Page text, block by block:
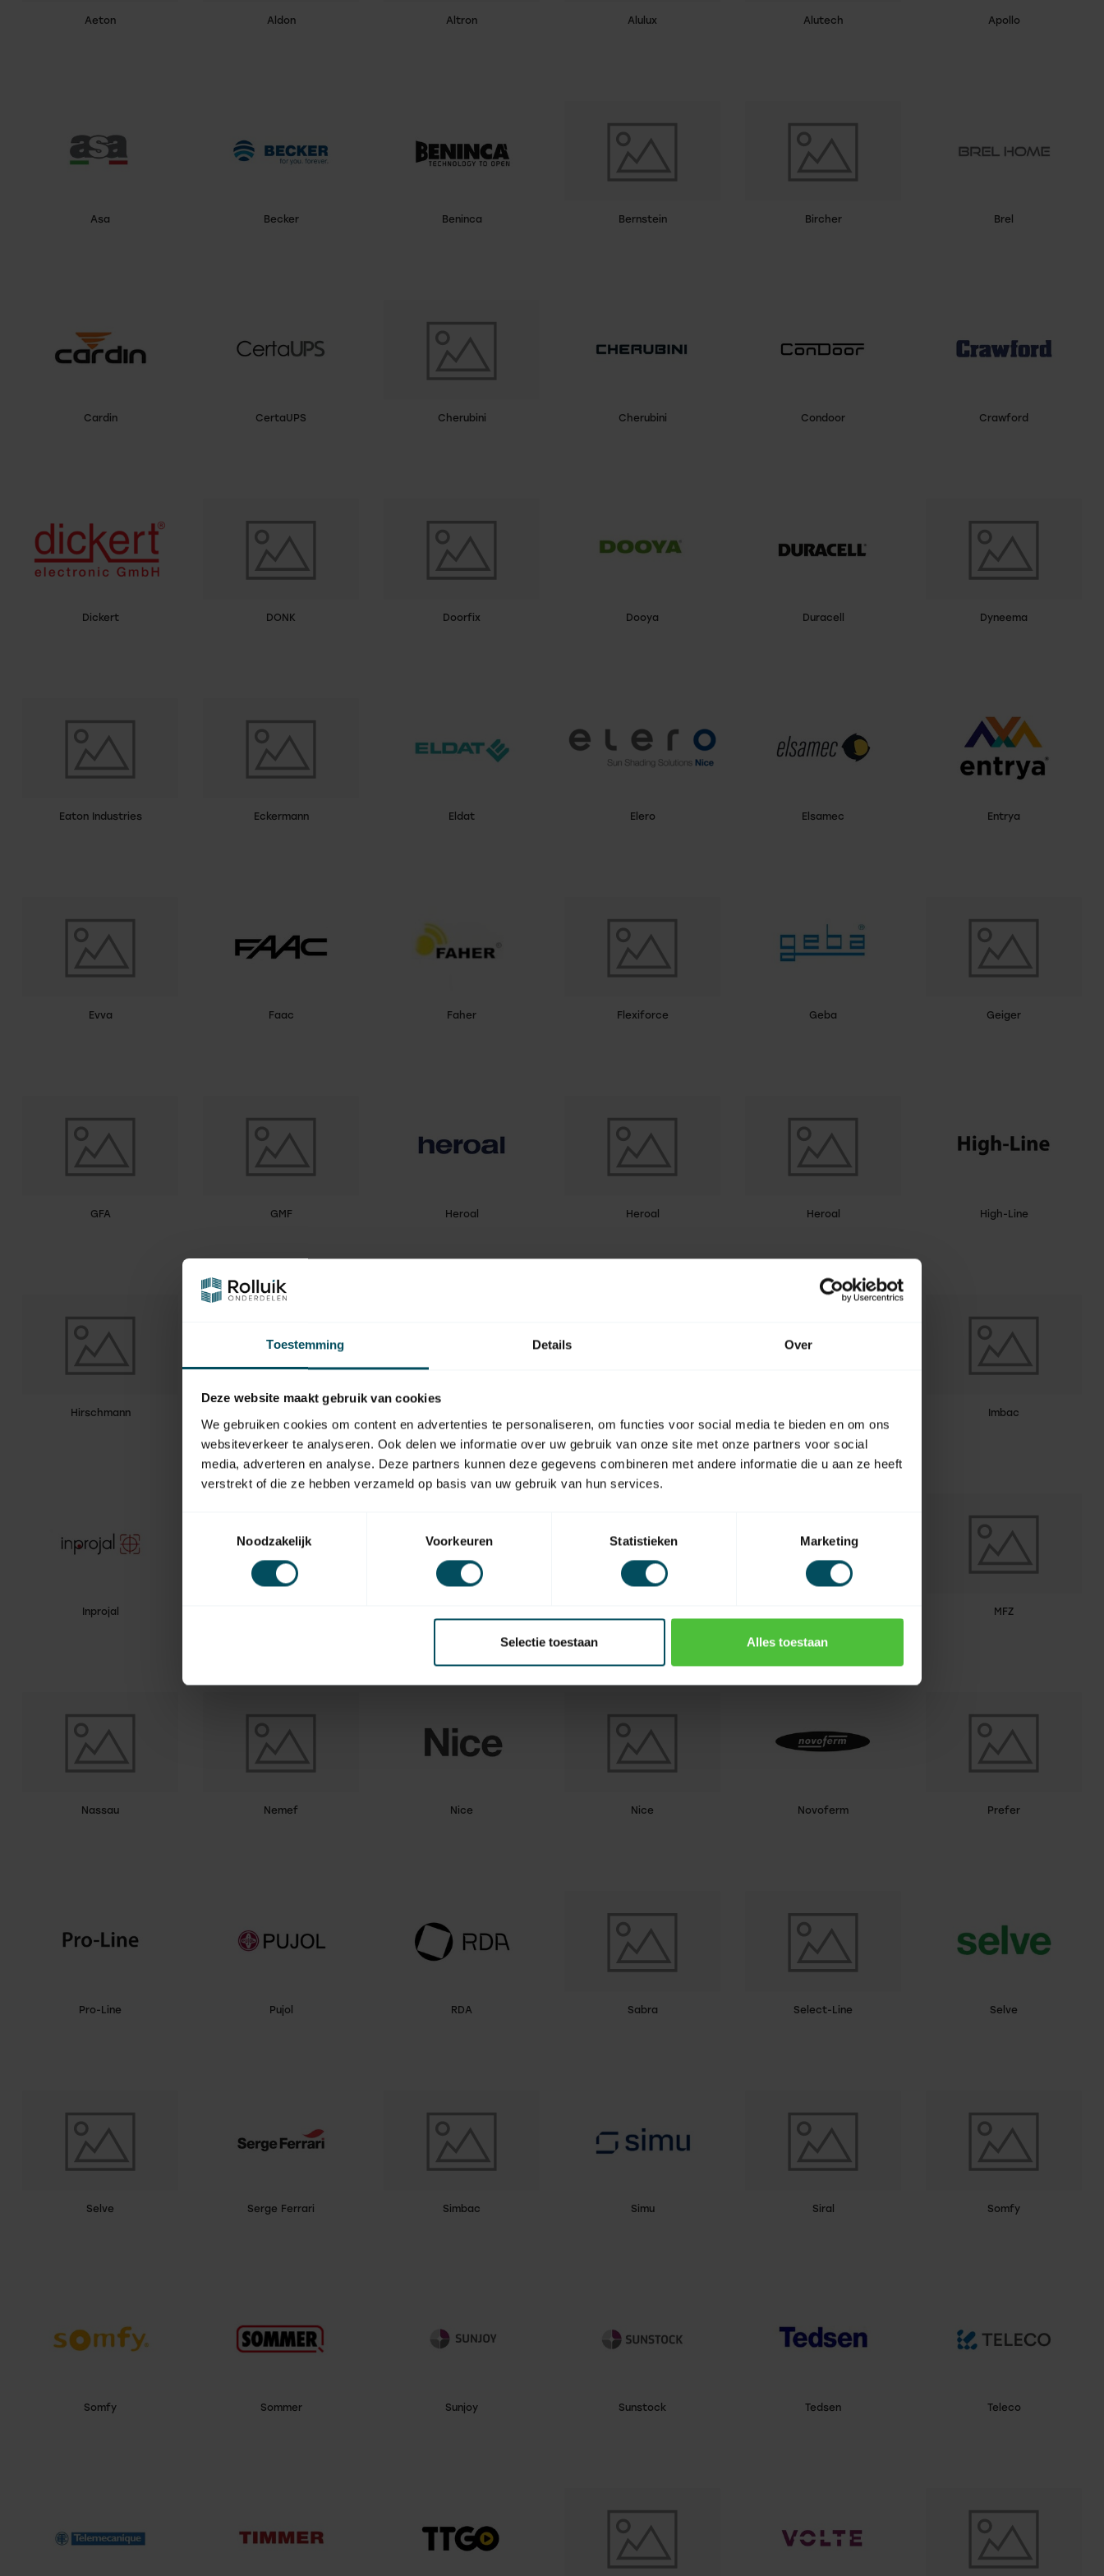
Toestemming Details Over
Deze website maakt gebruik van cookies
We gebruiken cookies om content en advertenties te personaliseren, om functies voor social media te bieden en om ons
websiteverkeer te analyseren. Ook delen we informatie over uw gebruik van onze site met onze partners voor social
media, adverteren en analyse. Deze partners kunnen deze gegevens combineren met andere informatie die u aan ze heeft
verstrekt of die ze hebben verzameld op basis van uw gebruik van hun services.
Noodzakelijk
Voorkeuren Statistieken Marketing
Selectie toestaan Alles toestaan
Aeton Aldon Altron Alulux Alutech Apollo
Asa Becker Beninca Bernstein Bircher Brel
Cardin CertaUPS Cherubini Cherubini Condoor Crawford
Dickert DONK Doorfix Dooya Duracell Dyneema
Eaton Industries Eckermann Eldat Elero Elsamec Entrya
Evva Faac Faher Flexiforce Geba Geiger
GFA GMF Heroal Heroal Heroal High-Line
Hirschmann Imbac
Inprojal MFZ
Nassau Nemef Nice Nice Novoferm Prefer
Pro-Line Pujol RDA Sabra Select-Line Selve
Selve Serge Ferrari Simbac Simu Siral Somfy
Somfy Sommer Sunjoy Sunstock Tedsen Teleco